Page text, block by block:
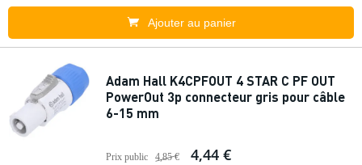
Ajouter au panier
Adam Hall K4CPFOUT 4 STAR C PF OUT
PowerOut 3p connecteur gris pour câble
6-15 mm
Prix public 4,85 € 4,44 €